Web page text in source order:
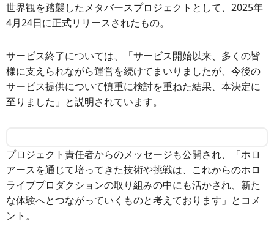
世界観を踏襲したメタバースプロジェクトとして、2025年
4月24日に正式リリースされたもの。
サービス終了については、「サービス開始以来、多くの皆
様に支えられながら運営を続けてまいりましたが、今後の
サービス提供について慎重に検討を重ねた結果、本決定に
至りました」と説明されています。
プロジェクト責任者からのメッセージも公開され、「ホロ
アースを通じて培ってきた技術や挑戦は、これからのホロ
ライブプロダクションの取り組みの中にも活かされ、新た
な体験へとつながっていくものと考えております」とコメ
ント。